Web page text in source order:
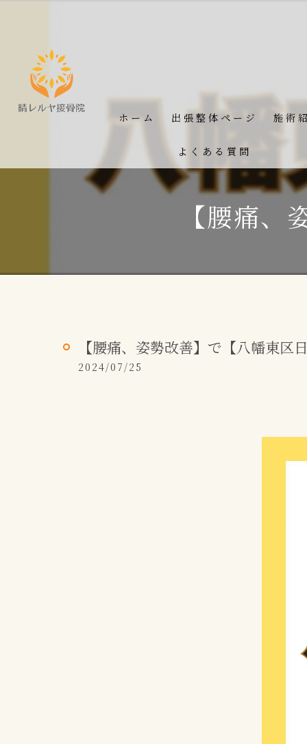
ホーム 出張整体ページ 施術
よくある質問
【腰痛
【腰痛、姿勢改善】で【八幡東区
2024/07/25